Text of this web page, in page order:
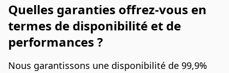
Quelles garanties offrez-vous en
termes de disponibilité et de
performances ?
Nous garantissons une disponibilité de 99,9%